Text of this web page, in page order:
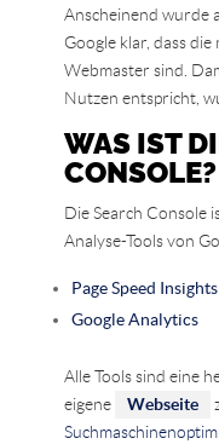
Anscheinend wurde
Google klar, dass
Webmaster sind.
Nutzen entspricht,
WAS IST
CONSOLE?
Die Search Console
Analyse-Tools von
Page Speed Insights
Google Analytics
Alle Tools sind eine
eigene
Webseite